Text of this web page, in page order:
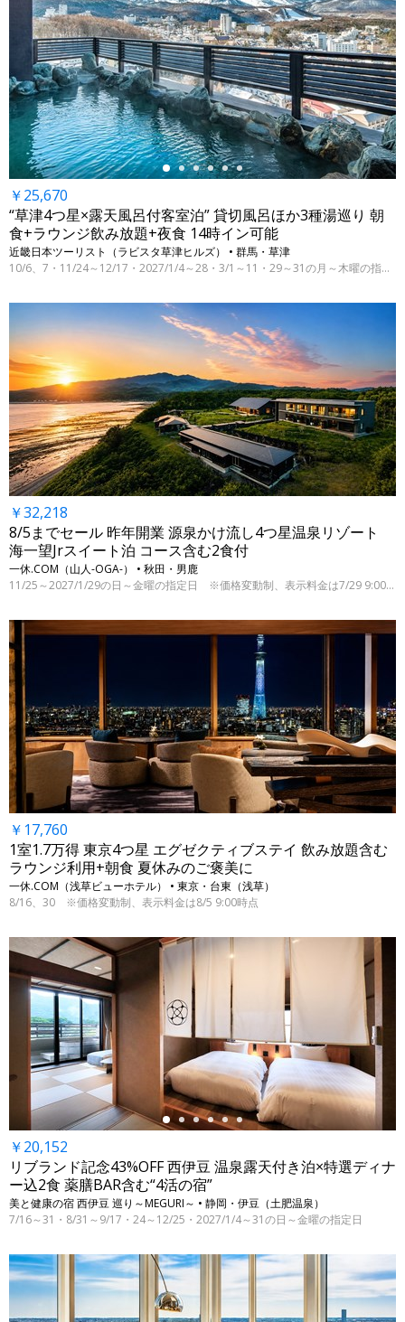
←
￥25,670
“草津4つ星×露天風呂付客室泊” 貸切風呂ほか3種湯巡り 朝
食+ラウンジ飲み放題+夜食 14時イン可能
近畿日本ツーリスト（ラビスタ草津ヒルズ） • 群馬・草津
10/6、7・11/24～12/17・2027/1/4～28・3/1～11・29～31の月～木曜の指定日
￥32,218
8/5までセール 昨年開業 源泉かけ流し4つ星温泉リゾート
海一望Jrスイート泊 コース含む2食付
一休.COM（山人-OGA-） • 秋田・男鹿
11/25～2027/1/29の日～金曜の指定日 ※価格変動制、表示料金は7/29 9:00時点
￥17,760
1室1.7万得 東京4つ星 エグゼクティブステイ 飲み放題含む
ラウンジ利用+朝食 夏休みのご褒美に
一休.COM（浅草ビューホテル） • 東京・台東（浅草）
8/16、30 ※価格変動制、表示料金は8/5 9:00時点
←
￥20,152
リブランド記念43%OFF 西伊豆 温泉露天付き泊×特選ディナ
ー込2食 薬膳BAR含む“4活の宿”
美と健康の宿 西伊豆 巡り～MEGURI～ • 静岡・伊豆（土肥温泉）
7/16～31・8/31～9/17・24～12/25・2027/1/4～31の日～金曜の指定日